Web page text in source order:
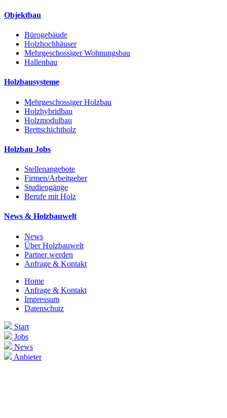
Objektbau
Bürogebäude
Holzhochhäuser
Mehrgeschossiger Wohnungsbau
Hallenbau
Holzbausysteme
Mehrgeschossiger Holzbau
Holzhybridbau
Holzmodulbau
Brettschichtholz
Holzbau Jobs
Stellenangebote
Firmen/Arbeitgeber
Studiengänge
Berufe mit Holz
News & Holzbauwelt
News
Über Holzbauwelt
Partner werden
Anfrage & Kontakt
Home
Anfrage & Kontakt
Impressum
Datenschutz
Start
Jobs
News
Anbieter